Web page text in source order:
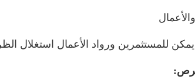
للمستثمرين ورواد الأعمال استغلال